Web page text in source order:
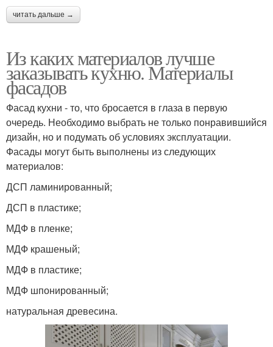
читать дальше →
Из каких материалов лучше
заказывать кухню. Материалы
фасадов
Фасад кухни - то, что бросается в глаза в первую
очередь. Необходимо выбрать не только понравившийся
дизайн, но и подумать об условиях эксплуатации.
Фасады могут быть выполнены из следующих
материалов:
ДСП ламинированный;
ДСП в пластике;
МДФ в пленке;
МДФ крашеный;
МДФ в пластике;
МДФ шпонированный;
натуральная древесина.